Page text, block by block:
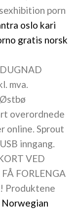
porn
oslo kari
gratis norsk
mva.
overordnede
online. Sprout
inngang.
VED
FORLENGA
Produktene
Norwegian